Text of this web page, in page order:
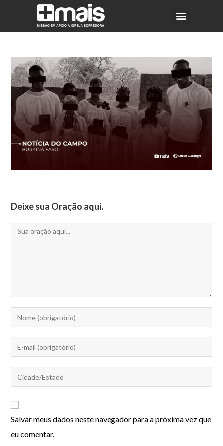
Deixe sua Oração aqui.
Salvar meus dados neste navegador para a próxima vez que
eu comentar.